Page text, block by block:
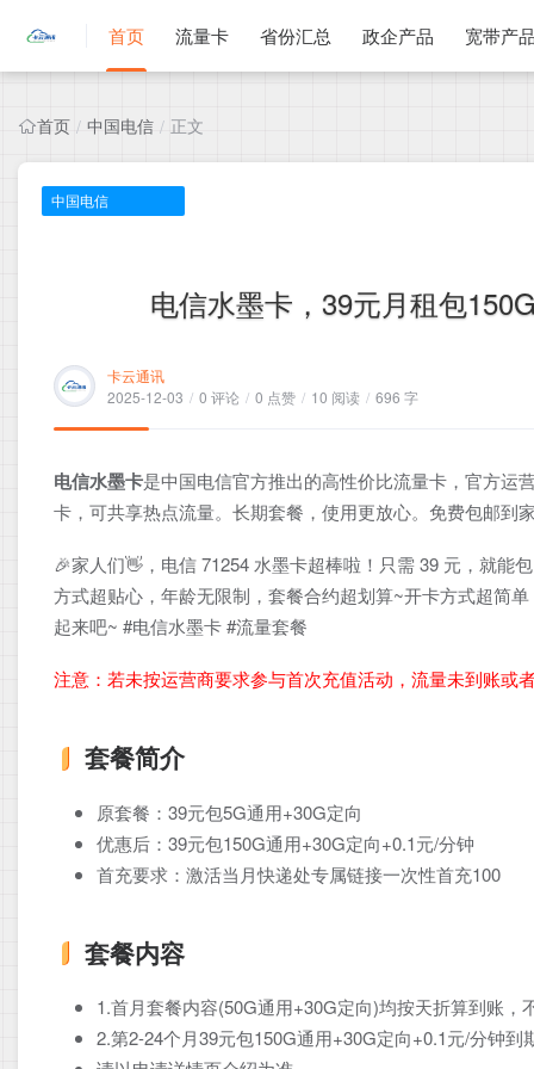
首页 流量卡 省份汇总 政企产品 宽带产
首页 / 中国电信 / 正文
中国电信
电信水墨卡，39元月租包
卡云通讯
2025-12-03 / 0 评论 / 0 点赞 / 10 阅读 / 696 字
电信水墨卡是中国电信官方推出的高性价比流量卡，官方运
卡，可共享热点流量。长期套餐，使用更放心。免费包邮到
🎉家人们👋，电信 71254 水墨卡超棒啦！只需 39 元，就能
方式超贴心，年龄无限制，套餐合约超划算~开卡方式超简
起来吧~ #电信水墨卡 #流量套餐
注意：若未按运营商要求参与首次充值活动，流量未到账或
套餐简介
原套餐：39元包5G通用+30G定向
优惠后：39元包150G通用+30G定向+0.1元/分钟
首充要求：激活当月快递处专属链接一次性首充100
套餐内容
1.首月套餐内容(50G通用+30G定向)均按天折算到账，
2.第2-24个月39元包150G通用+30G定向+0.1元/分钟到